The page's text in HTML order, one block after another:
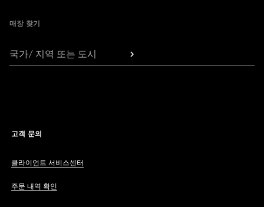
매장 찾기
국가/ 지역 또는 도시
고객 문의
클라이언트 서비스센터
주문 내역 확인